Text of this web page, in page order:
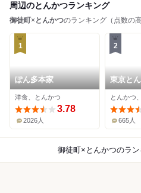
周辺のとんかつランキング
御徒町× とんかつのランキング（点数の
1
ぽん多本家
洋食、とんかつ
3.78
2026人
2
東京と
とんかつ
665人
御徒町×とんかつのラ